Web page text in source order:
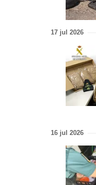
17 jul 2026
16 jul 2026